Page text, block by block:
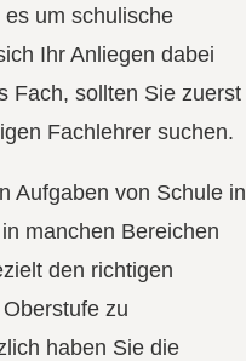
um schulische
Ihr Anliegen dabei
Fach, sollten Sie zuerst
Fachlehrer suchen.
Aufgaben von Schule in
manchen Bereichen
den richtigen
zu
haben Sie die